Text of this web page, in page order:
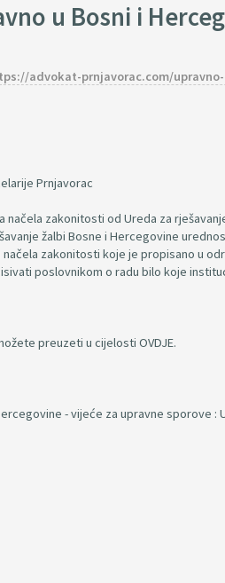
u Bosni i
advokat-prnjavorac.com/
Prnjavorac
načela zakonitosti od Ureda za
žalbi Bosne i Hercegovine
zakonitosti koje je propisano u
poslovnikom o radu bilo koje
preuzeti u cijelosti OVDJE.
- vijeće za upravne sporove :